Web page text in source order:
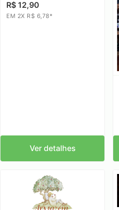
R$ 12,90
EM 2X R$ 6,78*
Ver detalhes